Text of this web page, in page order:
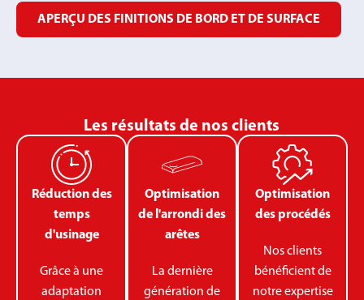
APERÇU DES FINITIONS DE BORD ET DE SURFACE
Les résultats de nos clients
Réduction des
temps
d'usinage
Grâce à une
adaptation
Optimisation
de l'arrondi des
arêtes
La dernière
génération de
Optimisation
des procédés
Nos clients
bénéficient de
notre expertise